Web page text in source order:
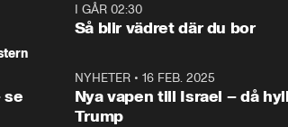
I GÅR 02:30
Så blir vädret där du bor
se
NYHETER• 16 FEB. 2025
Nya vapen till Israel – då
Trump